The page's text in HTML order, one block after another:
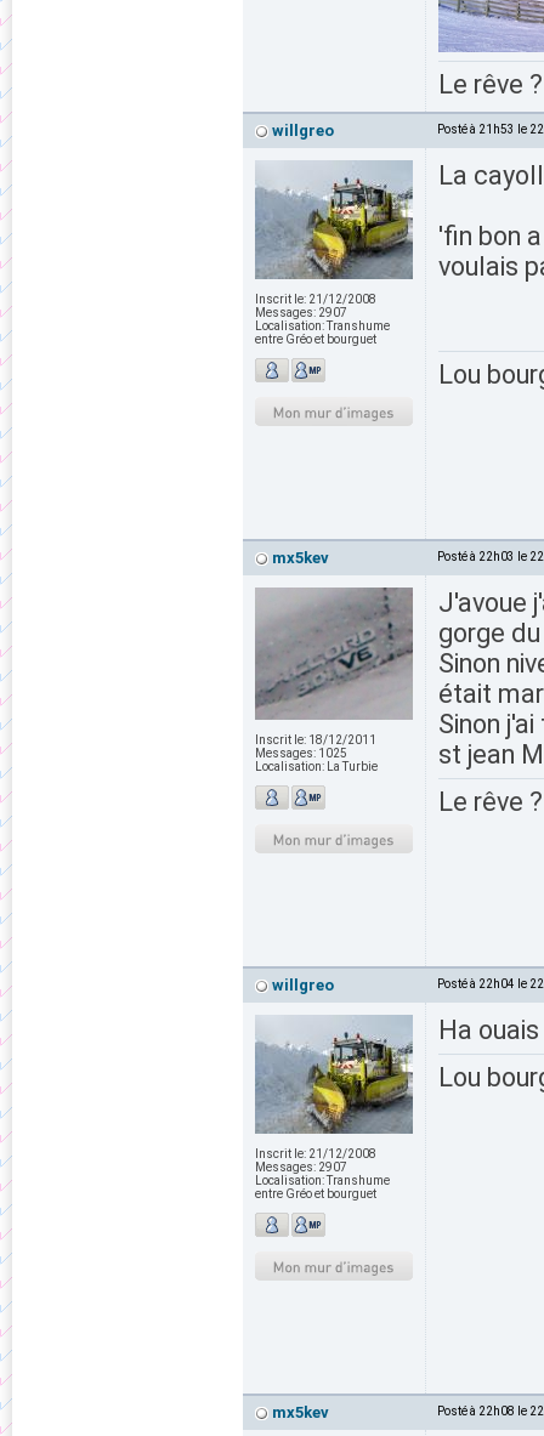
Le rêve
willgreo Posté à 21h53 le
Inscrit le: 21/12/2008
Messages: 2907
Localisation:Transhume
entre Gréo et bourguet
La
'fin bon
voulais
Lou
mx5kev Posté à 22h03 le
Inscrit le: 18/12/2011
Messages: 1025
Localisation:
La Turbie
J'avoue
gorge
Sinon
était
Sinon
st jean
Le rêve
willgreo Posté à 22h04 le
Inscrit le: 21/12/2008
Messages: 2907
Localisation:Transhume
entre Gréo et bourguet
Ha
Lou
mx5kev Posté à 22h08 le